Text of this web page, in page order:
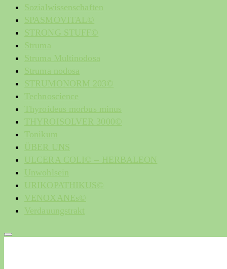
Sozialwissenschaften
SPASMOVITAL©
STRONG STUFF©
Struma
Struma Multinodosa
Struma nodosa
STRUMONORM 203©
Technoscience
Thyroideus morbus minus
THYROISOLVER 3000©
Tonikum
ÜBER UNS
ULCERA COLI© – HERBALEON
Unwohlsein
URIKOPATHIKUS©
VENOXANEs©
Verdauungstrakt